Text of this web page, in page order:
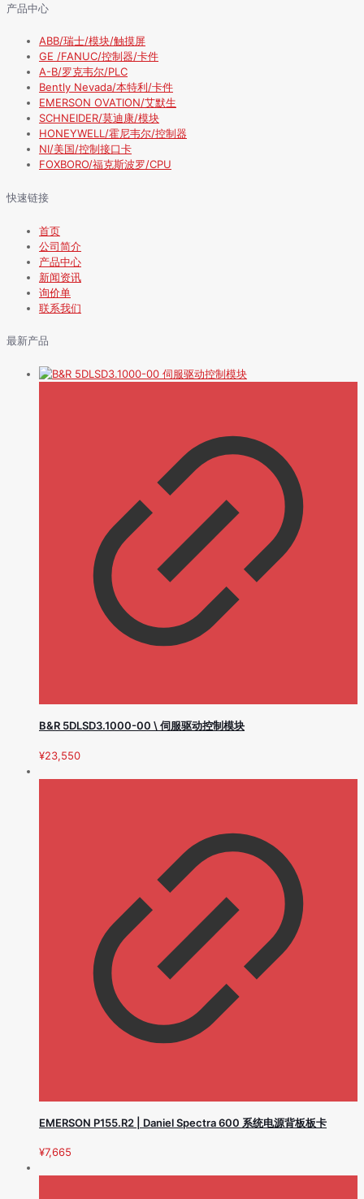
产品中心
ABB/瑞士/模块/触摸屏
GE /FANUC/控制器/卡件
A-B/罗克韦尔/PLC
Bently Nevada/本特利/卡件
EMERSON OVATION/艾默生
SCHNEIDER/莫迪康/模块
HONEYWELL/霍尼韦尔/控制器
NI/美国/控制接口卡
FOXBORO/福克斯波罗/CPU
快速链接
首页
公司简介
产品中心
新闻资讯
询价单
联系我们
最新产品
B&R 5DLSD3.1000-00 \ 伺服驱动控制模块
¥23,550
EMERSON P155.R2 | Daniel Spectra 600 系统电源背板板卡
¥7,665